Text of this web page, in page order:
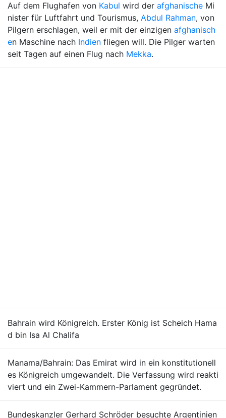
Auf dem Flughafen von Kabul wird der afghanische Mi
nister für Luftfahrt und Tourismus, Abdul Rahman, von
Pilgern erschlagen, weil er mit der einzigen afghanisch
en Maschine nach Indien fliegen will. Die Pilger warten
seit Tagen auf einen Flug nach Mekka.
Bahrain wird Königreich. Erster König ist Scheich Hama
d bin Isa Al Chalifa
Manama/Bahrain: Das Emirat wird in ein konstitutionell
es Königreich umgewandelt. Die Verfassung wird reakti
viert und ein Zwei-Kammern-Parlament gegründet.
Bundeskanzler Gerhard Schröder besuchte Argentinien